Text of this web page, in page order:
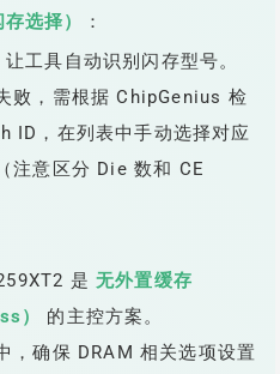
选择）
：
工具自动识别闪存型号。
败，需根据 ChipGenius 检
ID，在列表中手动选择对应
注意区分 Die 数和 CE
是无外置缓存
）
的主控方案。
，确保 DRAM 相关选项设置